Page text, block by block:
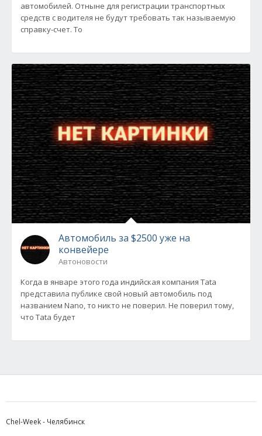
автомобилей. Отныне для регистрации транспортных
средств с водителя не будут требовать так называемую
справку-счет. То
Автомобиль за $2500 уже на
конвейере
Автоновости
Когда в январе этого года индийская компания Tata
представила публике свой новый автомобиль под
названием Nano, то никто не поверил. Не поверил тому,
что Tata будет
Chel-Week - Челябинск